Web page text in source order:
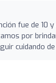
fue de 10
por
cuidando